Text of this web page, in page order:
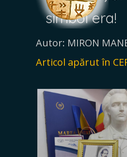
simbol era!
Autor: MIRON
Articol apărut în